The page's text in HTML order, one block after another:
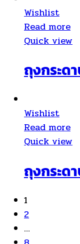
Wishlist
Read more
Quick view
ถุงกระด
Wishlist
Read more
Quick view
ถุงกระด
1
2
…